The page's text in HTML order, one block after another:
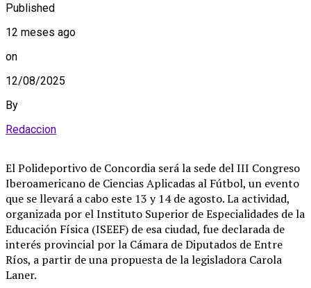
Published
12 meses ago
on
12/08/2025
By
Redaccion
El Polideportivo de Concordia será la sede del III Congreso
Iberoamericano de Ciencias Aplicadas al Fútbol, un evento
que se llevará a cabo este 13 y 14 de agosto. La actividad,
organizada por el Instituto Superior de Especialidades de la
Educación Física (ISEEF) de esa ciudad, fue declarada de
interés provincial por la Cámara de Diputados de Entre
Ríos, a partir de una propuesta de la legisladora Carola
Laner.